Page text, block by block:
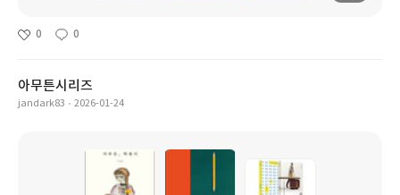
0 0
아무튼시리즈
jandark83 2026-01-24